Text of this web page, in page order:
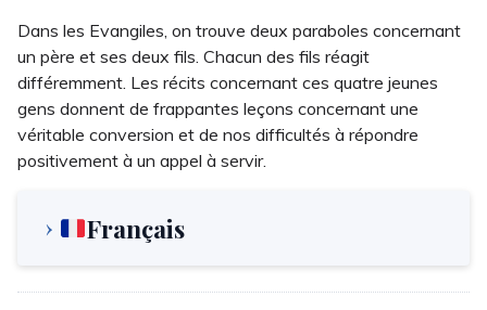
Dans les Evangiles, on trouve deux paraboles concernant
un père et ses deux fils. Chacun des fils réagit
différemment. Les récits concernant ces quatre jeunes
gens donnent de frappantes leçons concernant une
véritable conversion et de nos difficultés à répondre
positivement à un appel à servir.
Français